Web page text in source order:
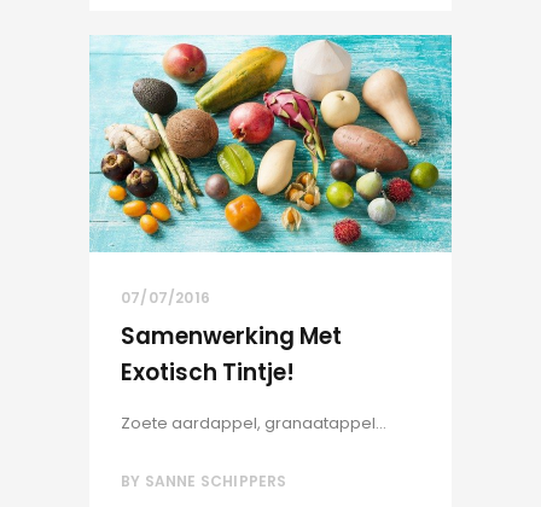
07/07/2016
Samenwerking Met
Exotisch Tintje!
Zoete aardappel, granaatappel...
BY SANNE SCHIPPERS